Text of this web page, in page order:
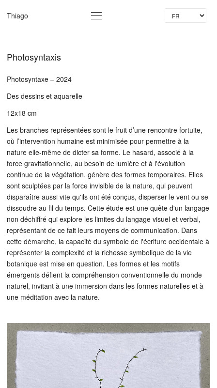
Thiago
Photosyntaxis
Photosyntaxe – 2024
Des dessins et aquarelle
12x18 cm
Les branches représentées sont le fruit d’une rencontre fortuite,
où l’intervention humaine est minimisée pour permettre à la
nature elle-même de dicter sa forme. Le hasard, associé à la
force gravitationnelle, au besoin de lumière et à l'évolution
continue de la végétation, génère des formes temporaires. Elles
sont sculptées par la force invisible de la nature, qui peuvent
disparaître aussi vite qu'ils ont été conçus, disperser le vent ou se
dissoudre au fil du temps. Cette étude est une quête d'un langage
non déchiffré qui explore les limites du langage visuel et verbal,
représentant de ce fait leurs moyens de communication. Dans
cette démarche, la capacité du symbole de l'écriture occidentale à
représenter la complexité et la richesse symbolique de la vie
botanique est mise en question. Les formes et les motifs
émergents défient la compréhension conventionnelle du monde
naturel, invitant à une immersion dans les formes naturelles et à
une méditation avec la nature.